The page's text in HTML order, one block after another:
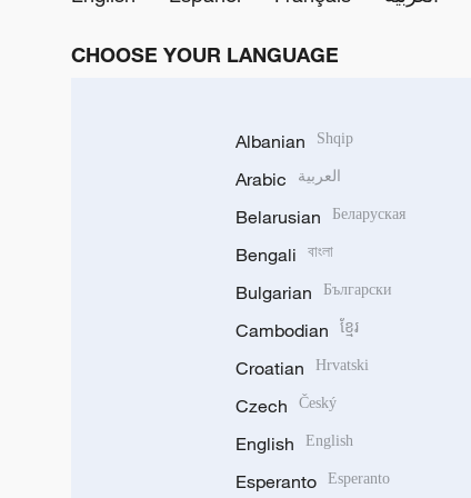
CHOOSE YOUR LANGUAGE
Albanian Shqip
Arabic العربية
Belarusian Беларуская
Bengali বাংলা
Bulgarian Български
Cambodian ខ្មែរ
Croatian Hrvatski
Czech Český
English English
Esperanto Esperanto